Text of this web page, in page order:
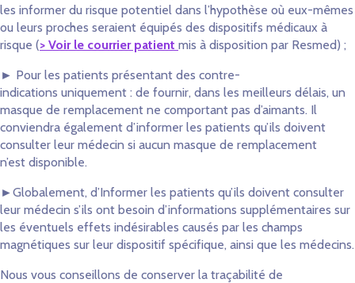
les informer du risque potentiel dans l’hypothèse où eux-mêmes
ou leurs proches seraient équipés des dispositifs médicaux à
risque (> Voir le courrier patient mis à disposition par Resmed) ;
► Pour les patients présentant des contre-
indications uniquement : de fournir, dans les meilleurs délais, un
masque de remplacement ne comportant pas d’aimants. Il
conviendra également d’informer les patients qu’ils doivent
consulter leur médecin si aucun masque de remplacement
n’est disponible.
►Globalement, d’Informer les patients qu’ils doivent consulter
leur médecin s’ils ont besoin d’informations supplémentaires sur
les éventuels effets indésirables causés par les champs
magnétiques sur leur dispositif spécifique, ainsi que les médecins.
Nous vous conseillons de conserver la traçabilité de